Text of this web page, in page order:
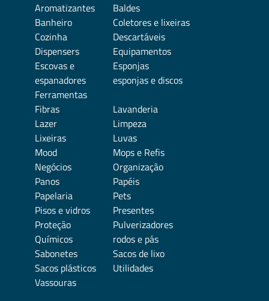
Aromatizantes
Baldes
Banheiro
Coletores e lixeiras
Cozinha
Descartáveis
Dispensers
Equipamentos
Escovas e
espanadores
Esponjas
esponjas e discos
Ferramentas
Fibras
Lavanderia
Lazer
Limpeza
Lixeiras
Luvas
Mood
Mops e Refis
Negócios
Organização
Panos
Papéis
Papelaria
Pets
Pisos e vidros
Presentes
Proteção
Pulverizadores
Químicos
rodos e pás
Sabonetes
Sacos de lixo
Sacos plásticos
Utilidades
Vassouras